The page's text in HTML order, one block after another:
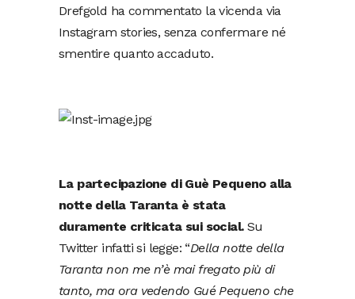
Drefgold ha commentato la vicenda via
Instagram stories, senza confermare né
smentire quanto accaduto.
La partecipazione di Guè Pequeno alla
notte della Taranta è stata
duramente criticata sui social.Su
Twitter infatti si legge: “Della notte della
Taranta non me n’è mai fregato più di
tanto, ma ora vedendo Gué Pequeno che